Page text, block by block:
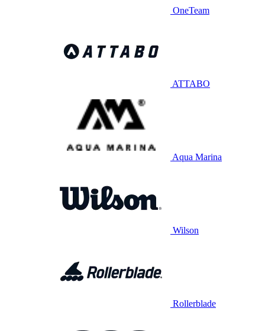
OneTeam
ATTABO
Aqua Marina
Wilson
Rollerblade